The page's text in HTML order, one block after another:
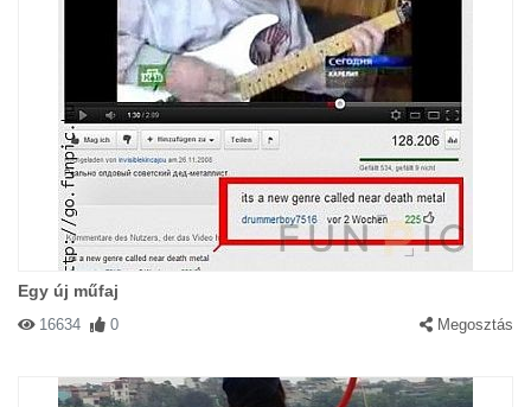
Egy új műfaj
16634 0 Megosztás